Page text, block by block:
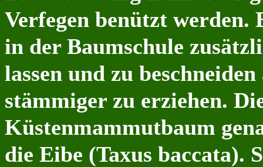
Verfegen benützt werden.
in der Baumschule
lassen und zu
stämmiger zu erziehen.
Küstenmammutbaum
die Eibe (Taxus baccata).